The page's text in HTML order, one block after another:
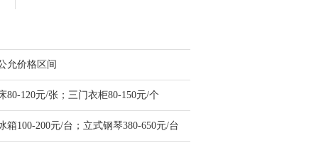
允价格区间
80-120元/张；三门衣柜80-150元/个
箱100-200元/台；立式钢琴380-650元/台